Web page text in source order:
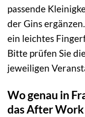
passende
der Gins
ein leichtes
Bitte prüfen Sie
jeweiligen
Wo genau in
das After